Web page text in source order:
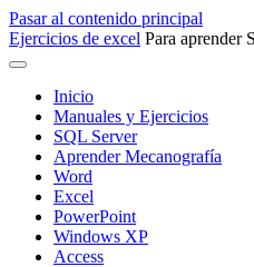
Pasar al contenido principal
Ejercicios de excel Para aprender
Inicio
Manuales y Ejercicios
SQL Server
Aprender Mecanografía
Word
Excel
PowerPoint
Windows XP
Access